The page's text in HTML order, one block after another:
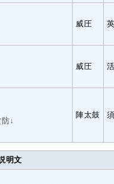
威圧
威圧
↓
陣太鼓
明文